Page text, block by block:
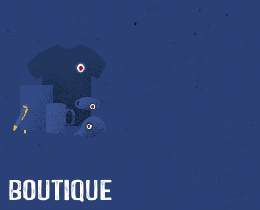
Boutique